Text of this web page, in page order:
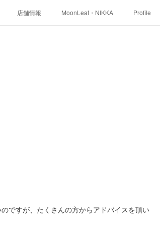
店舗情報 MoonLeaf・NIKKA Profile
ですが、たくさんの方からアドバイスを頂い